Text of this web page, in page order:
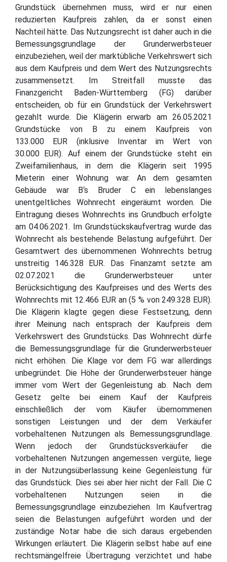
Grundstück übernehmen muss, wird er nur einen
reduzierten Kaufpreis zahlen, da er sonst einen
Nachteil hätte. Das Nutzungsrecht ist daher auch in die
Bemessungsgrundlage der Grunderwerbsteuer
einzubeziehen, weil der marktübliche Verkehrswert sich
aus dem Kaufpreis und dem Wert des Nutzungsrechts
zusammensetzt. Im Streitfall musste das
Finanzgericht Baden-Württemberg (FG) darüber
entscheiden, ob für ein Grundstück der Verkehrswert
gezahlt wurde. Die Klägerin erwarb am 26.05.2021
Grundstücke von B zu einem Kaufpreis von
133.000 EUR (inklusive Inventar im Wert von
30.000 EUR). Auf einem der Grundstücke steht ein
Zweifamilienhaus, in dem die Klägerin seit 1995
Mieterin einer Wohnung war. An dem gesamten
Gebäude war B‘s Bruder C ein lebenslanges
unentgeltliches Wohnrecht eingeräumt worden. Die
Eintragung dieses Wohnrechts ins Grundbuch erfolgte
am 04.06.2021. Im Grundstückskaufvertrag wurde das
Wohnrecht als bestehende Belastung aufgeführt. Der
Gesamtwert des übernommenen Wohnrechts betrug
unstreitig 146.328 EUR. Das Finanzamt setzte am
02.07.2021 die Grunderwerbsteuer unter
Berücksichtigung des Kaufpreises und des Werts des
Wohnrechts mit 12.466 EUR an (5 % von 249.328 EUR).
Die Klägerin klagte gegen diese Festsetzung, denn
ihrer Meinung nach entsprach der Kaufpreis dem
Verkehrswert des Grundstücks. Das Wohnrecht dürfe
die Bemessungsgrundlage für die Grunderwerbsteuer
nicht erhöhen. Die Klage vor dem FG war allerdings
unbegründet. Die Höhe der Grunderwerbsteuer hänge
immer vom Wert der Gegenleistung ab. Nach dem
Gesetz gelte bei einem Kauf der Kaufpreis
einschließlich der vom Käufer übernommenen
sonstigen Leistungen und der dem Verkäufer
vorbehaltenen Nutzungen als Bemessungsgrundlage.
Wenn jedoch der Grundstücksverkäufer die
vorbehaltenen Nutzungen angemessen vergüte, liege
in der Nutzungsüberlassung keine Gegenleistung für
das Grundstück. Dies sei aber hier nicht der Fall. Die C
vorbehaltenen Nutzungen seien in die
Bemessungsgrundlage einzubeziehen. Im Kaufvertrag
seien die Belastungen aufgeführt worden und der
zuständige Notar habe die sich daraus ergebenden
Wirkungen erläutert. Die Klägerin selbst habe auf eine
rechtsmängelfreie Übertragung verzichtet und habe